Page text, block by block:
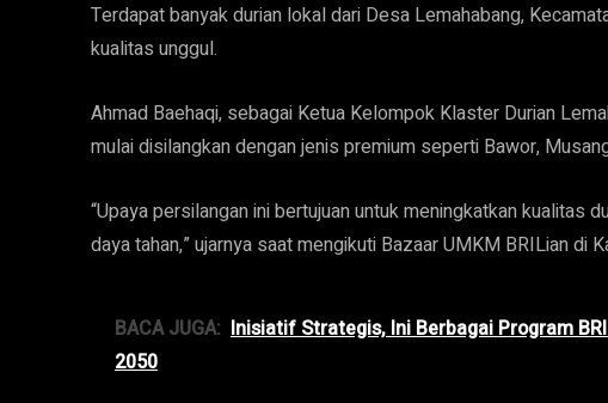
Terdapat banyak durian lokal dari Desa Lemahabang,
kualitas unggul.
Ahmad Baehaqi, sebagai Ketua Kelompok Klaster Durian
mulai disilangkan dengan jenis premium seperti Bawor,
“Upaya persilangan ini bertujuan untuk meningkatkan kualitas
daya tahan,” ujarnya saat mengikuti Bazaar UMKM BRILian di
BACA JUGA: Inisiatif Strategis, Ini Berbagai Program
2050